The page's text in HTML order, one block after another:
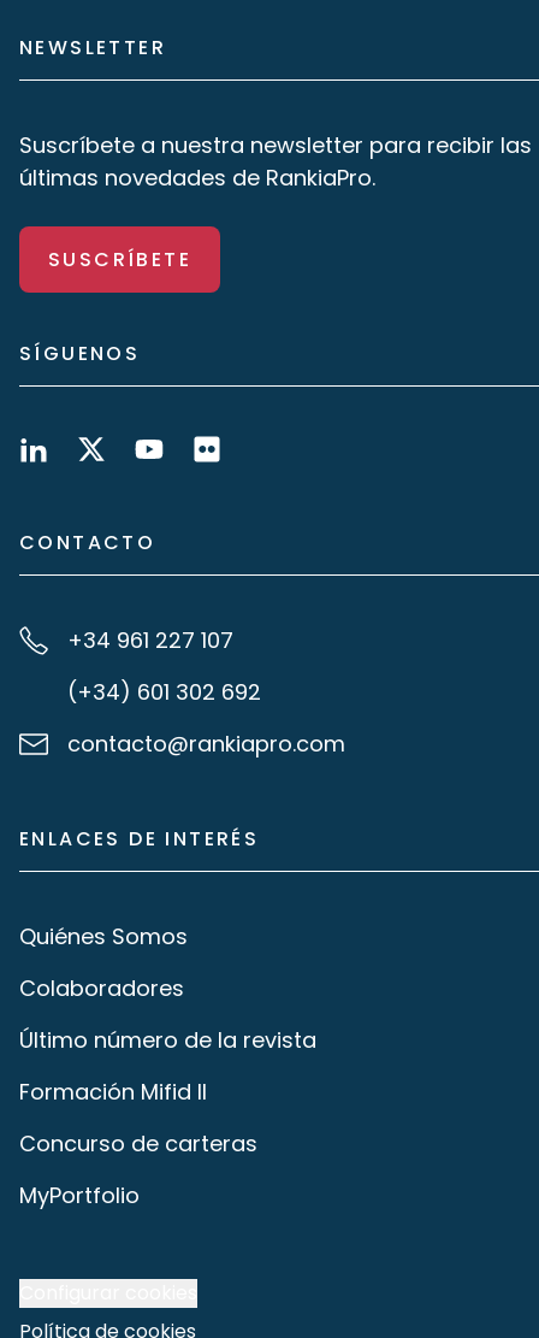
NEWSLETTER
Suscríbete a nuestra newsletter para recibir las
últimas novedades de RankiaPro.
SUSCRÍBETE
SÍGUENOS
CONTACTO
+34 961 227 107
(+34) 601 302 692
contacto@rankiapro.com
ENLACES DE INTERÉS
Quiénes Somos
Colaboradores
Último número de la revista
Formación Mifid II
Concurso de carteras
MyPortfolio
Política de cookies